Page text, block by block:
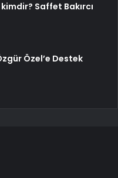
Saffet Bakırcı
Özel’e Destek